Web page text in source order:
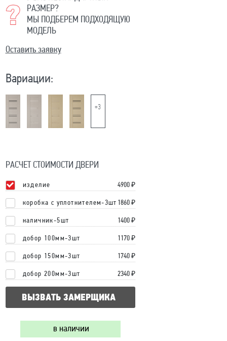
РАЗМЕР?
МЫ ПОДБЕРЕМ ПОДХОДЯЩУЮ
МОДЕЛЬ
Оставить заявку
Вариации:
+3
РАСЧЕТ СТОИМОСТИ ДВЕРИ
изделие 4900₽
коробка с уплотнителем-3шт 1860 ₽
наличник-5шт 1400 ₽
добор 100мм-3шт 1170 ₽
добор 150мм-3шт 1740 ₽
добор 200мм-3шт 2340 ₽
ВЫЗВАТЬ ЗАМЕРЩИКА
в наличии